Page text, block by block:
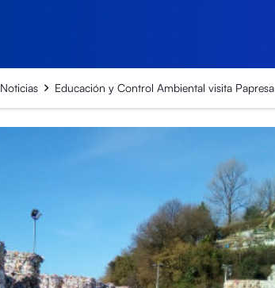
Noticias Educación y Control Ambiental visita Papresa